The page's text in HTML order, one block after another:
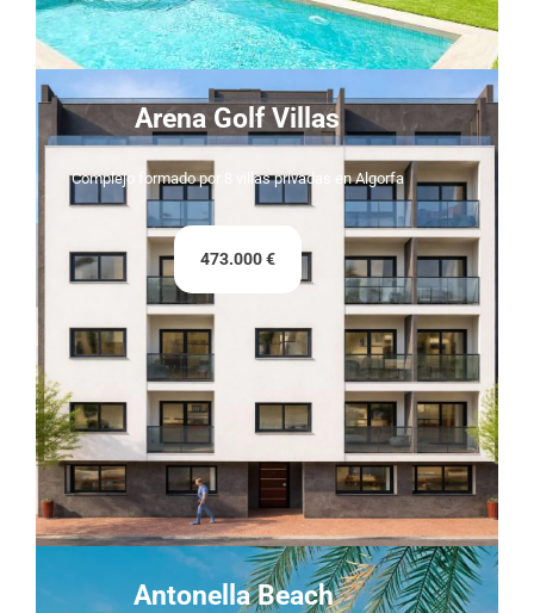
Arena Golf Villas
Complejo formado por 8 villas privadas en Algorfa
473.000 €
Antonella Beach